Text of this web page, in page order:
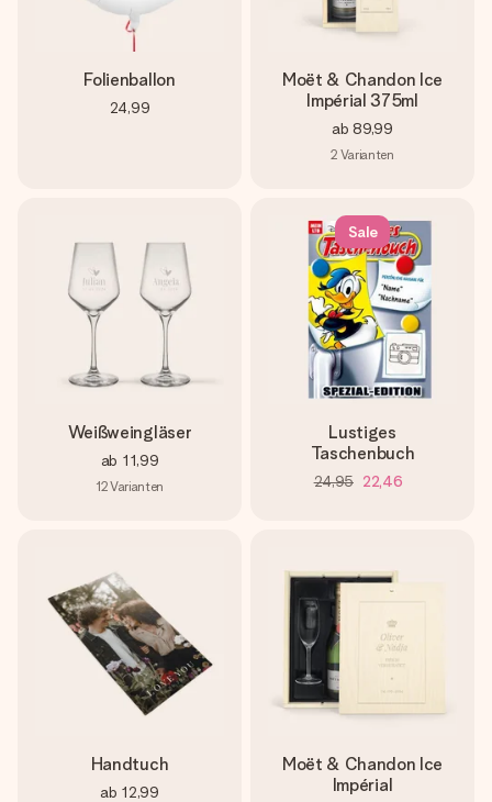
Folienballon
24,99
Moët & Chandon Ice
Impérial 375ml
ab 89,99
2 Varianten
Weißweingläser
ab 11,99
12Varianten
Sale
Lustiges
Taschenbuch
24,95 22,46
Handtuch
ab 12,99
Moët & Chandon Ice
Impérial